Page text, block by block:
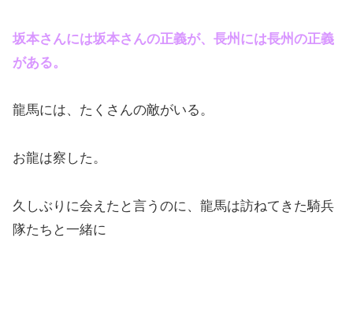
坂本さんには坂本さんの正義が、長州には長州の正義
がある。
龍馬には、たくさんの敵がいる。
お龍は察した。
久しぶりに会えたと言うのに、龍馬は訪ねてきた騎兵
隊たちと一緒に